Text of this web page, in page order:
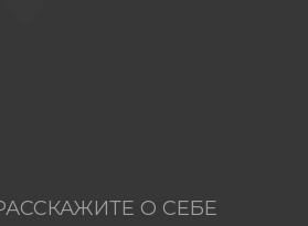
О СЕБЕ